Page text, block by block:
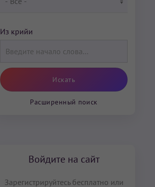
Из крийи
Расширенный поиск
Войдите на сайт
Зарегистрируйтесь бесплатно или